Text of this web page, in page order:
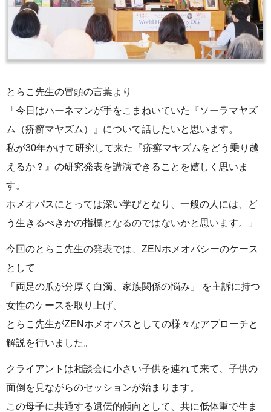
とらこ先生の冒頭の言葉より
「今日はハーネマンが手をこまねいていた『ソーラマヤズ
ム（疥癬マヤズム）』について話したいと思います。
私が30年かけて研究して来た『疥癬マヤズムをどう乗り越
えるか？』の研究発表を講演できることを嬉しく思いま
す。
ホメオパスにとっては深い学びとなり、一般の人には、ど
う生きるべきかの指標となるのではないかと思います。」
今回のとらこ先生の発表では、ZENホメオパシーのケース
として
「両足の爪が分厚く白濁、家族関係の悩み」 を主訴に持つ
女性のケースを取り上げ、
とらこ先生がZENホメオパスとしての様々なアプローチと
解説を行いました。
クライアントは相談会に小さい子供を連れて来て、子供の
面倒を見ながらのセッションが始まります。
この母子に共通する遺伝的傾向として、共に低体重で生ま